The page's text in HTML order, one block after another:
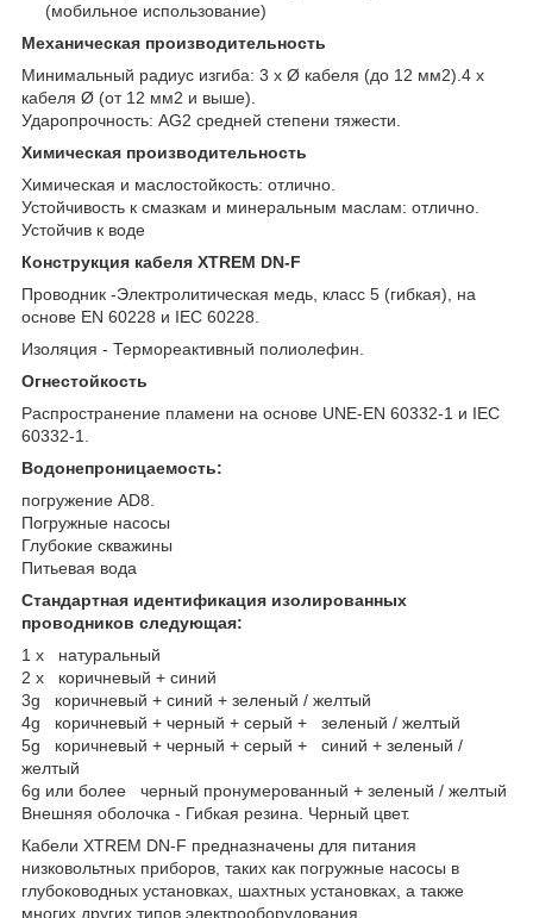
(мобильное использование)
Механическая производительность
Минимальный радиус изгиба: 3 x Ø кабеля (до 12 мм2).4 х
кабеля Ø (от 12 мм2 и выше).
Ударопрочность: AG2 средней степени тяжести.
Химическая производительность
Химическая и маслостойкость: отлично.
Устойчивость к смазкам и минеральным маслам: отлично.
Устойчив к воде
Конструкция кабеля XTREM DN-F
Проводник -Электролитическая медь, класс 5 (гибкая), на
основе EN 60228 и IEC 60228.
Изоляция - Термореактивный полиолефин.
Огнестойкость
Распространение пламени на основе UNE-EN 60332-1 и IEC
60332-1.
Водонепроницаемость:
погружение AD8.
Погружные насосы
Глубокие скважины
Питьевая вода
Стандартная идентификация изолированных
проводников следующая:
1 х натуральный
2 х коричневый + синий
3g коричневый + синий + зеленый / желтый
4g коричневый + черный + серый + зеленый / желтый
5g коричневый + черный + серый + синий + зеленый /
желтый
6g или более черный пронумерованный + зеленый / желтый
Внешняя оболочка - Гибкая резина. Черный цвет.
Кабели XTREM DN-F предназначены для питания
низковольтных приборов, таких как погружные насосы в
глубоководных установках, шахтных установках, а также
многих других типов электрооборудования.